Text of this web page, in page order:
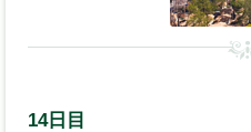
14日目